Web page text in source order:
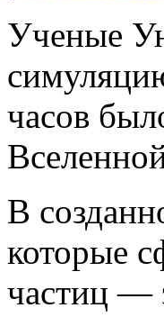
Ученые
часов
В
которые
частиц —